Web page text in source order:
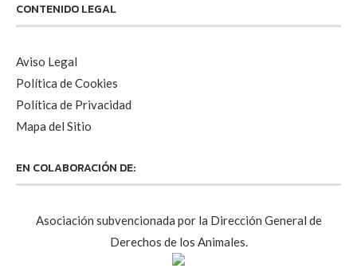
CONTENIDO LEGAL
Aviso Legal
Política de Cookies
Política de Privacidad
Mapa del Sitio
EN COLABORACIÓN DE:
Asociación subvencionada por la Dirección General de
Derechos de los Animales.